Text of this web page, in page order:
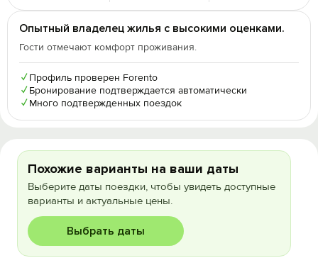
Опытный владелец жилья с высокими оценками.
Гости отмечают комфорт проживания.
✓ Профиль проверен Forento
✓ Бронирование подтверждается автоматически
✓ Много подтвержденных поездок
Похожие варианты на ваши даты
Выберите даты поездки, чтобы увидеть доступные
варианты и актуальные цены.
Выбрать даты